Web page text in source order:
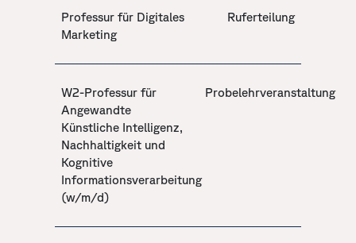
Professur für Digitales
Marketing
Ruferteilung
W2-Professur für
Angewandte
Künstliche Intelligenz,
Nachhaltigkeit und
Kognitive
Informationsverarbeitung
(w/m/d)
Probelehrveranstaltung